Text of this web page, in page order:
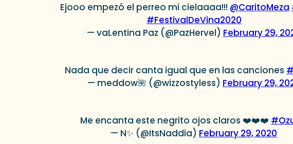
Ejooo empezó el perreo mi cielaaaa!!! @CaritoMeza
#FestivalDeVina2020
— vaLentina Paz (@PazHervel) February 29,
Nada que decir canta igual que en las canciones
— meddow🌺 (@wizzostyless) February 29,
Me encanta este negrito ojos claros ❤️❤️❤️
— N✨ (@ItsNaddia) February 29, 2020